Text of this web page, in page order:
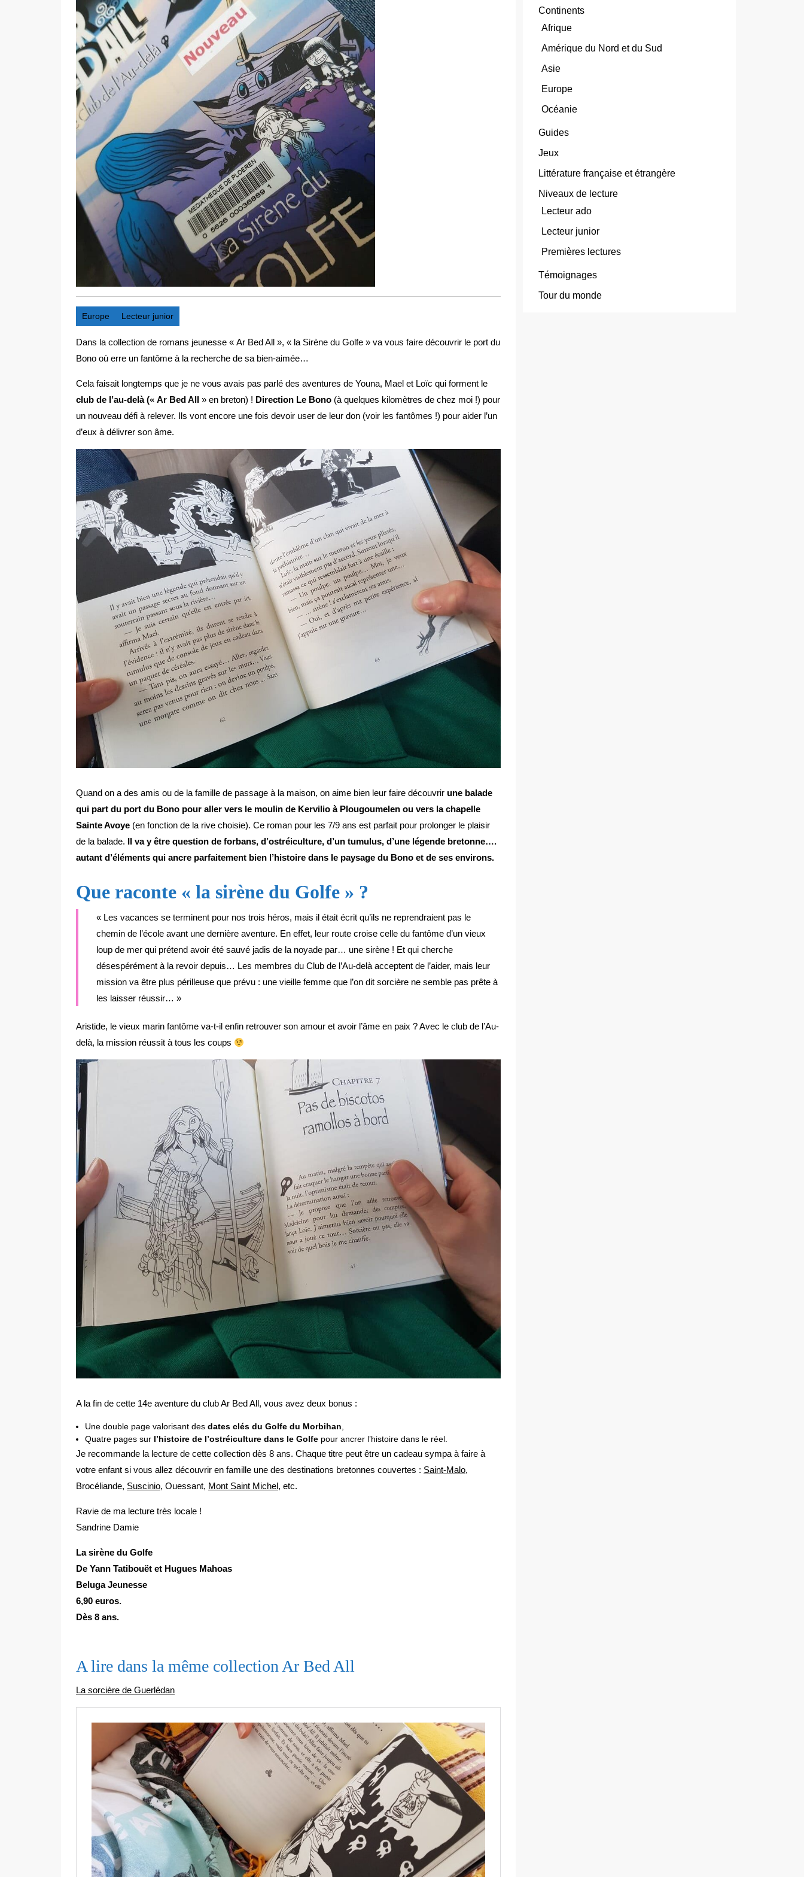
Europe Lecteur junior
Dans la collection de romans jeunesse « Ar Bed All », « la Sirène du Golfe » va vous faire découvrir le port du
Bono où erre un fantôme à la recherche de sa bien-aimée…
Cela faisait longtemps que je ne vous avais pas parlé des aventures de Youna, Mael et Loïc qui forment le
club de l’au-delà (« Ar Bed All » en breton) ! Direction Le Bono (à quelques kilomètres de chez moi !) pour
un nouveau défi à relever. Ils vont encore une fois devoir user de leur don (voir les fantômes !) pour aider l’un
d’eux à délivrer son âme.
Quand on a des amis ou de la famille de passage à la maison, on aime bien leur faire découvrir une balade
qui part du port du Bono pour aller vers le moulin de Kervilio à Plougoumelen ou vers la chapelle
Sainte Avoye (en fonction de la rive choisie). Ce roman pour les 7/9 ans est parfait pour prolonger le plaisir
de la balade. Il va y être question de forbans, d’ostréiculture, d’un tumulus, d’une légende bretonne….
autant d’éléments qui ancre parfaitement bien l’histoire dans le paysage du Bono et de ses environs.
Que raconte « la sirène du Golfe » ?
« Les vacances se terminent pour nos trois héros, mais il était écrit qu’ils ne reprendraient pas le
chemin de l’école avant une dernière aventure. En effet, leur route croise celle du fantôme d’un vieux
loup de mer qui prétend avoir été sauvé jadis de la noyade par… une sirène ! Et qui cherche
désespérément à la revoir depuis… Les membres du Club de l’Au-delà acceptent de l’aider, mais leur
mission va être plus périlleuse que prévu : une vieille femme que l’on dit sorcière ne semble pas prête à
les laisser réussir… »
Aristide, le vieux marin fantôme va-t-il enfin retrouver son amour et avoir l’âme en paix ? Avec le club de l’Au-
delà, la mission réussit à tous les coups
A la fin de cette 14e aventure du club Ar Bed All, vous avez deux bonus :
Une double page valorisant des dates clés du Golfe du Morbihan
Quatre pages sur l’histoire de l’ostréiculture dans le Golfe pour ancrer l’histoire dans le réel.
Je recommande la lecture de cette collection dès 8 ans. Chaque titre peut être un cadeau sympa à faire à
votre enfant si vous allez découvrir en famille une des destinations bretonnes couvertes : Saint-Malo,
Brocéliande, Suscinio, Ouessant, Mont Saint Michel, etc.
Ravie de ma lecture très locale !
Sandrine Damie
La sirène du Golfe
De Yann Tatibouët et Hugues Mahoas
Beluga Jeunesse
6,90 euros.
Dès 8 ans.
A lire dans la même collection Ar Bed All
La sorcière de Guerlédan
Continents
Afrique
Amérique du Nord et du Sud
Asie
Europe
Océanie
Guides
Jeux
Littérature française et étrangère
Niveaux de lecture
Lecteur ado
Lecteur junior
Premières lectures
Témoignages
Tour du monde